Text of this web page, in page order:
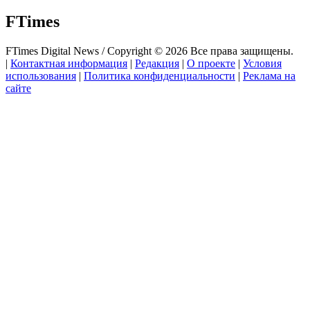
FTimes
FTimes Digital News / Copyright © 2026 Все права защищены.
| Контактная информация | Редакция | О проекте | Условия
использования | Политика конфиденциальности | Реклама на
сайте